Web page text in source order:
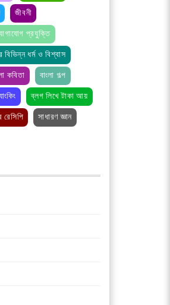
জীবনী
প্রযুক্তি
বিভিন্ন ধর্ম ও বিশ্বাস
কবিতা
বাংলা গল্প
ব্লগ লিখে টাকা আয়
রেসিপি
সাধারণ জ্ঞান